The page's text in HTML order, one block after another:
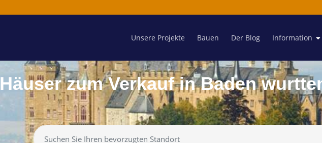
Unsere Projekte Bauen Der Blog Information
Häuser zum Verkauf in Baden